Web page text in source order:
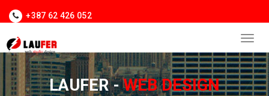
+387 62 426 052
LAUFER -WEB DESIGN